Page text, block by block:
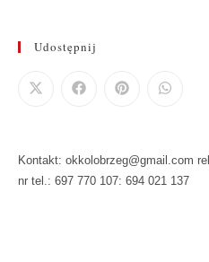
Udostępnij
Kontakt: okkolobrzeg@gmail.com
nr tel.: 697 770 107: 694 021 137